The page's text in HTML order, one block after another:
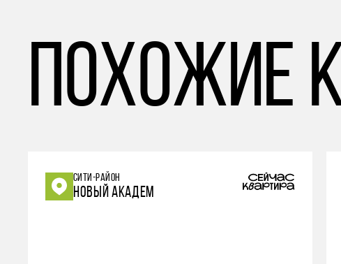
похожие
СИТИ-РАЙОН
НОВЫЙ АКАДЕМ